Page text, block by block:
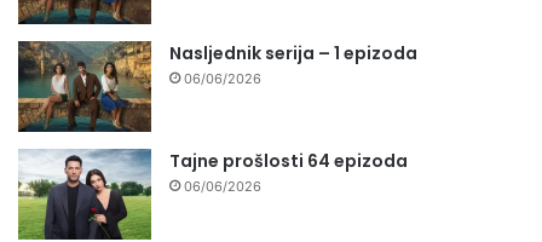
Nasljednik serija – 1 epizoda
06/06/2026
Tajne prošlosti 64 epizoda
06/06/2026